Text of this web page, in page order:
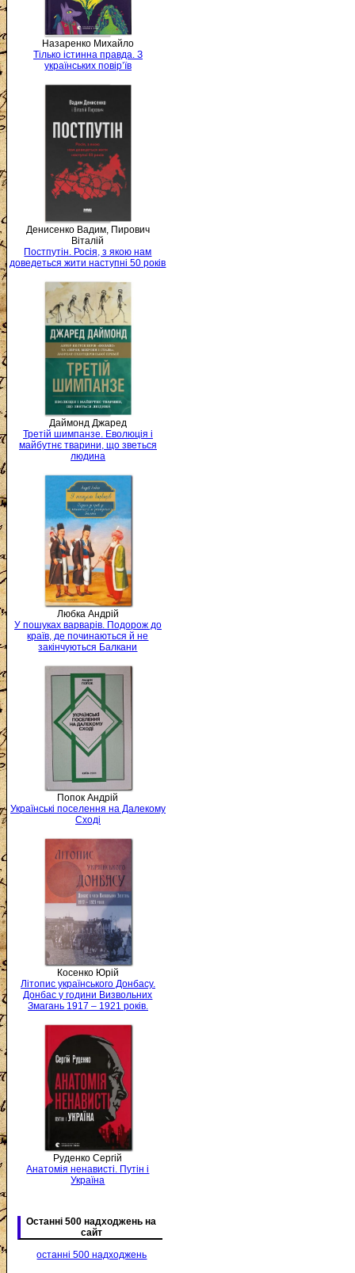
Назаренко Михайло
Тілько істинна правда. З
українських повір’їв
Денисенко Вадим, Пирович
Віталій
Постпутін. Росія, з якою нам
доведеться жити наступні 50 років
Даймонд Джаред
Третій шимпанзе. Еволюція і
майбутнє тварини, що зветься
людина
Любка Андрій
У пошуках варварів. Подорож до
країв, де починаються й не
закінчуються Балкани
Попок Андрій
Українські поселення на Далекому
Сході
Косенко Юрій
Літопис українського Донбасу.
Донбас у години Визвольних
Змагань 1917 – 1921 років.
Руденко Сергій
Анатомія ненависті. Путін і
Україна
Останні 500 надходжень на
сайт
останні 500 надходжень